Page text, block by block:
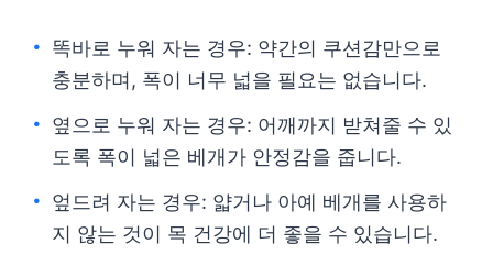
똑바로 누워 자는 경우: 약간의 쿠션감만으로
충분하며, 폭이 너무 넓을 필요는 없습니다.
옆으로 누워 자는 경우: 어깨까지 받쳐줄 수 있
도록 폭이 넓은 베개가 안정감을 줍니다.
엎드려 자는 경우: 얇거나 아예 베개를 사용하
지 않는 것이 목 건강에 더 좋을 수 있습니다.